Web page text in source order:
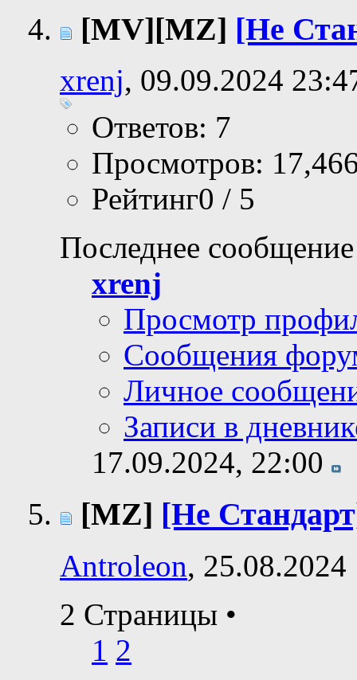
[MV][MZ] [Не
xrenj, 09.09.2024
Ответов: 7
Просмотров:
Рейтинг0 / 5
Последнее
xrenj
Просмотр
Сообщения
Личное
Записи в
17.09.2024, 22:00
[MZ] [Не
Antroleon, 25.08.2024
2 Страницы •
1 2